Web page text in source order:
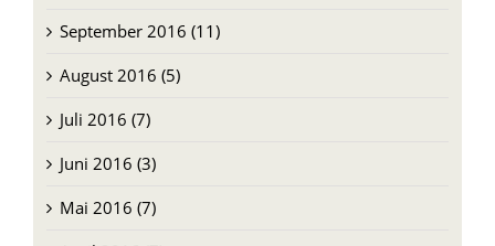
September 2016 (11)
August 2016 (5)
Juli 2016 (7)
Juni 2016 (3)
Mai 2016 (7)